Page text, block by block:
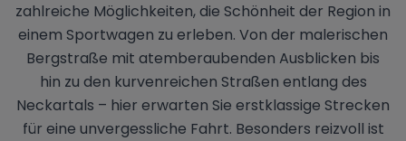
zahlreiche Möglichkeiten, die Schönheit der Region in
einem Sportwagen zu erleben. Von der malerischen
Bergstraße mit atemberaubenden Ausblicken bis
hin zu den kurvenreichen Straßen entlang des
Neckartals – hier erwarten Sie erstklassige Strecken
für eine unvergessliche Fahrt. Besonders reizvoll ist